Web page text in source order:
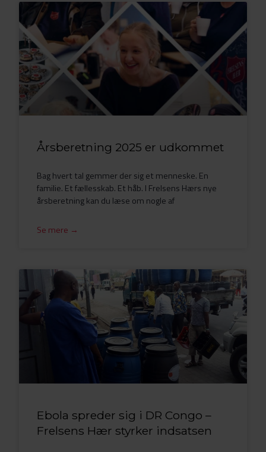
Årsberetning 2025 er udkommet
Bag hvert tal gemmer der sig et menneske. En
familie. Et fællesskab. Et håb. I Frelsens Hærs nye
årsberetning kan du læse om nogle af
Se mere →
Ebola spreder sig i DR Congo –
Frelsens Hær styrker indsatsen